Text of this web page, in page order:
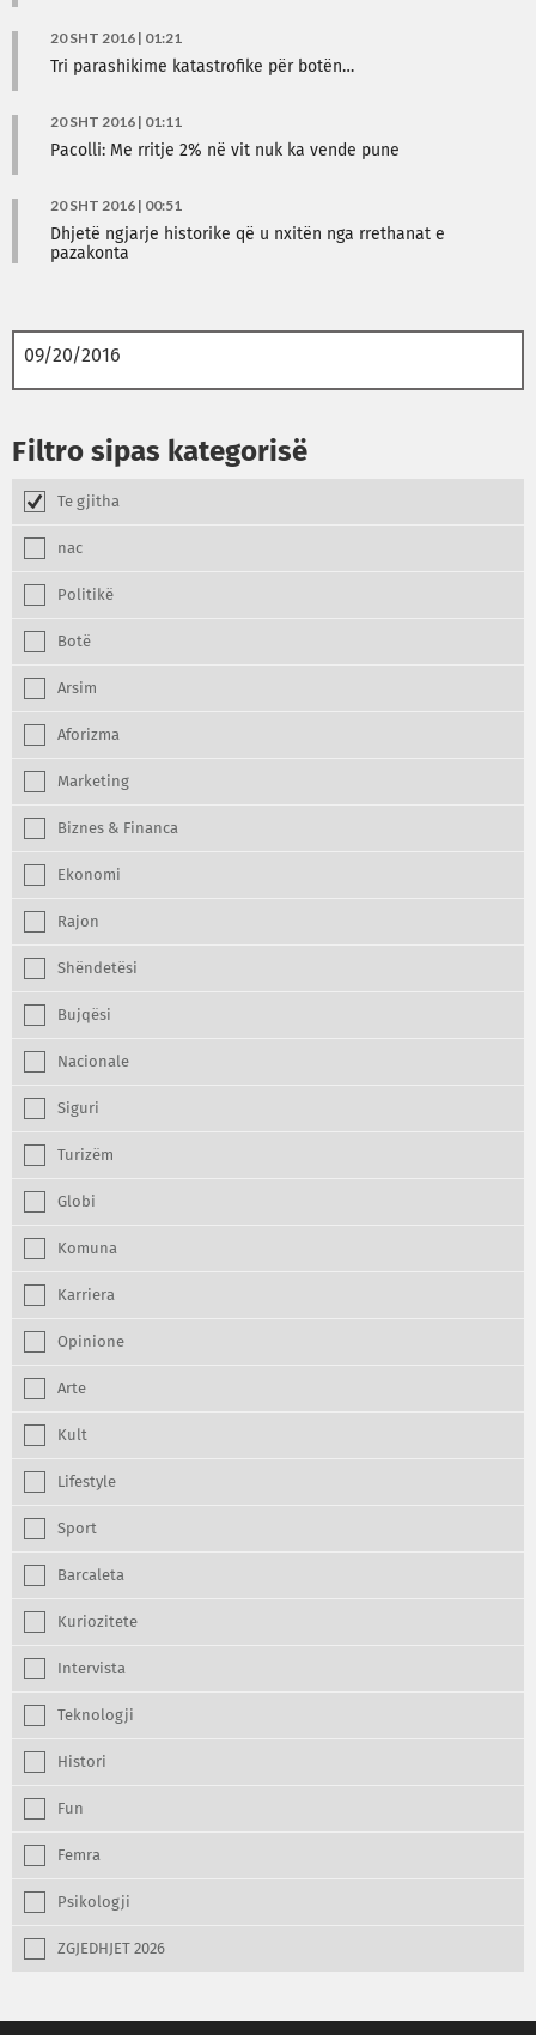
20 SHT 2016 | 01:21
Tri parashikime katastrofike për botën…
20 SHT 2016 | 01:11
Pacolli: Me rritje 2% në vit nuk ka vende pune
20 SHT 2016 | 00:51
Dhjetë ngjarje historike që u nxitën nga rrethanat e
pazakonta
Filtro sipas kategorisë
Te gjitha
nac
Politikë
Botë
Arsim
Aforizma
Marketing
Biznes & Financa
Ekonomi
Rajon
Shëndetësi
Bujqësi
Nacionale
Siguri
Turizëm
Globi
Komuna
Karriera
Opinione
Arte
Kult
Lifestyle
Sport
Barcaleta
Kuriozitete
Intervista
Teknologji
Histori
Fun
Femra
Psikologji
ZGJEDHJET 2026